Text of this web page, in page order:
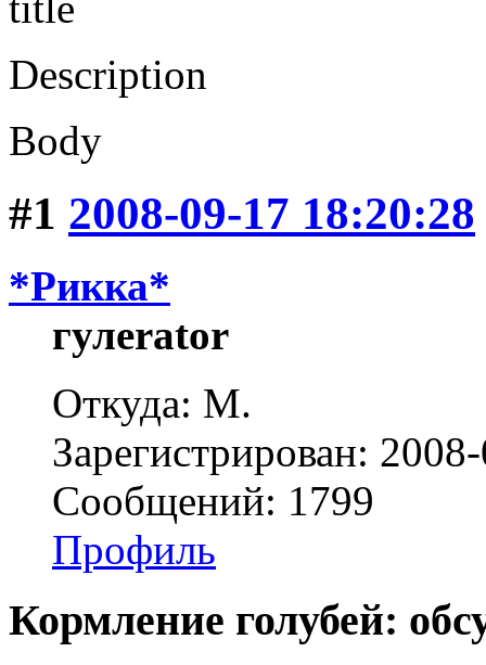
Description
Body
#1 2008-09-17 18:20:28
*Рикка*
гулеrator
Откуда: М.
Зарегистрирован:
Сообщений: 1799
Профиль
Кормление голубей: